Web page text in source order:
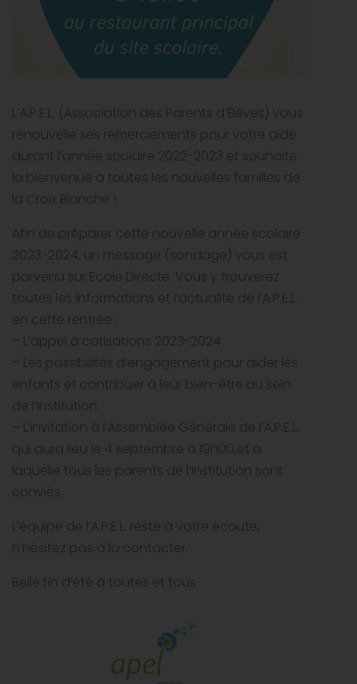
L’A.P.E.L. (Association des Parents d’Élèves) vous
renouvelle ses remerciements pour votre aide
durant l’année scolaire 2022-2023 et souhaite
la bienvenue à toutes les nouvelles familles de
la Croix Blanche !
Afin de préparer cette nouvelle année scolaire
2023-2024, un message (sondage) vous est
parvenu sur Ecole Directe. Vous y trouverez
toutes les informations et l’actualité de l’A.P.E.L.
en cette rentrée :
– L’appel à cotisations 2023-2024
– Les possibilités d’engagement pour aider les
enfants et contribuer à leur bien-être au sein
de l’Institution.
– L’invitation à l’Assemblée Générale de l’A.P.E.L.
qui aura lieu le 4 septembre à 19h00,et à
laquelle tous les parents de l’Institution sont
conviés.
L’équipe de l’A.P.E.L. reste à votre écoute,
n’hésitez pas à la contacter.
Belle fin d’été à toutes et tous